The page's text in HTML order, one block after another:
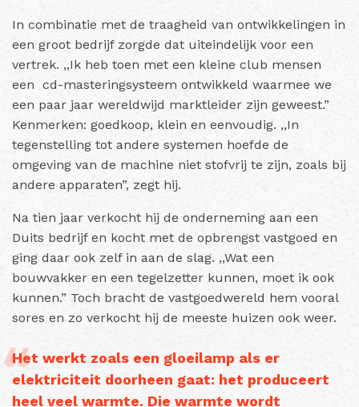
In combinatie met de traagheid van ontwikkelingen in
een groot bedrijf zorgde dat uiteindelijk voor een
vertrek. ,,Ik heb toen met een kleine club mensen
een cd-masteringsysteem ontwikkeld waarmee we
een paar jaar wereldwijd marktleider zijn geweest.”
Kenmerken: goedkoop, klein en eenvoudig. ,,In
tegenstelling tot andere systemen hoefde de
omgeving van de machine niet stofvrij te zijn, zoals bij
andere apparaten”, zegt hij.
Na tien jaar verkocht hij de onderneming aan een
Duits bedrijf en kocht met de opbrengst vastgoed en
ging daar ook zelf in aan de slag. ,,Wat een
bouwvakker en een tegelzetter kunnen, moet ik ook
kunnen.” Toch bracht de vastgoedwereld hem vooral
sores en zo verkocht hij de meeste huizen ook weer.
Het werkt zoals een gloeilamp als er
elektriciteit doorheen gaat: het produceert
heel veel warmte. Die warmte wordt